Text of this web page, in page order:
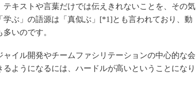
キストや言葉だけでは伝えきれないことを、その気
ぶ」の語源は「真似ぶ」[*1]とも言われており、動
いのです。
イル開発やチームファシリテーションの中心的な会
ようになるには、ハードルが高いということになり